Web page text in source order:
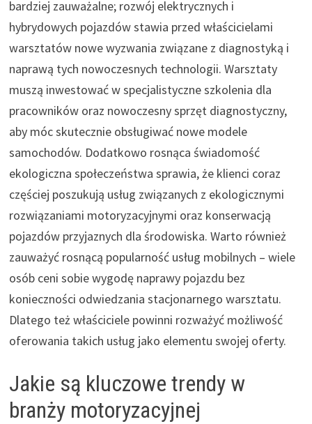
bardziej zauważalne; rozwój elektrycznych i
hybrydowych pojazdów stawia przed właścicielami
warsztatów nowe wyzwania związane z diagnostyką i
naprawą tych nowoczesnych technologii. Warsztaty
muszą inwestować w specjalistyczne szkolenia dla
pracowników oraz nowoczesny sprzęt diagnostyczny,
aby móc skutecznie obsługiwać nowe modele
samochodów. Dodatkowo rosnąca świadomość
ekologiczna społeczeństwa sprawia, że klienci coraz
częściej poszukują usług związanych z ekologicznymi
rozwiązaniami motoryzacyjnymi oraz konserwacją
pojazdów przyjaznych dla środowiska. Warto również
zauważyć rosnącą popularność usług mobilnych – wiele
osób ceni sobie wygodę naprawy pojazdu bez
konieczności odwiedzania stacjonarnego warsztatu.
Dlatego też właściciele powinni rozważyć możliwość
oferowania takich usług jako elementu swojej oferty.
Jakie są kluczowe trendy w
branży motoryzacyjnej